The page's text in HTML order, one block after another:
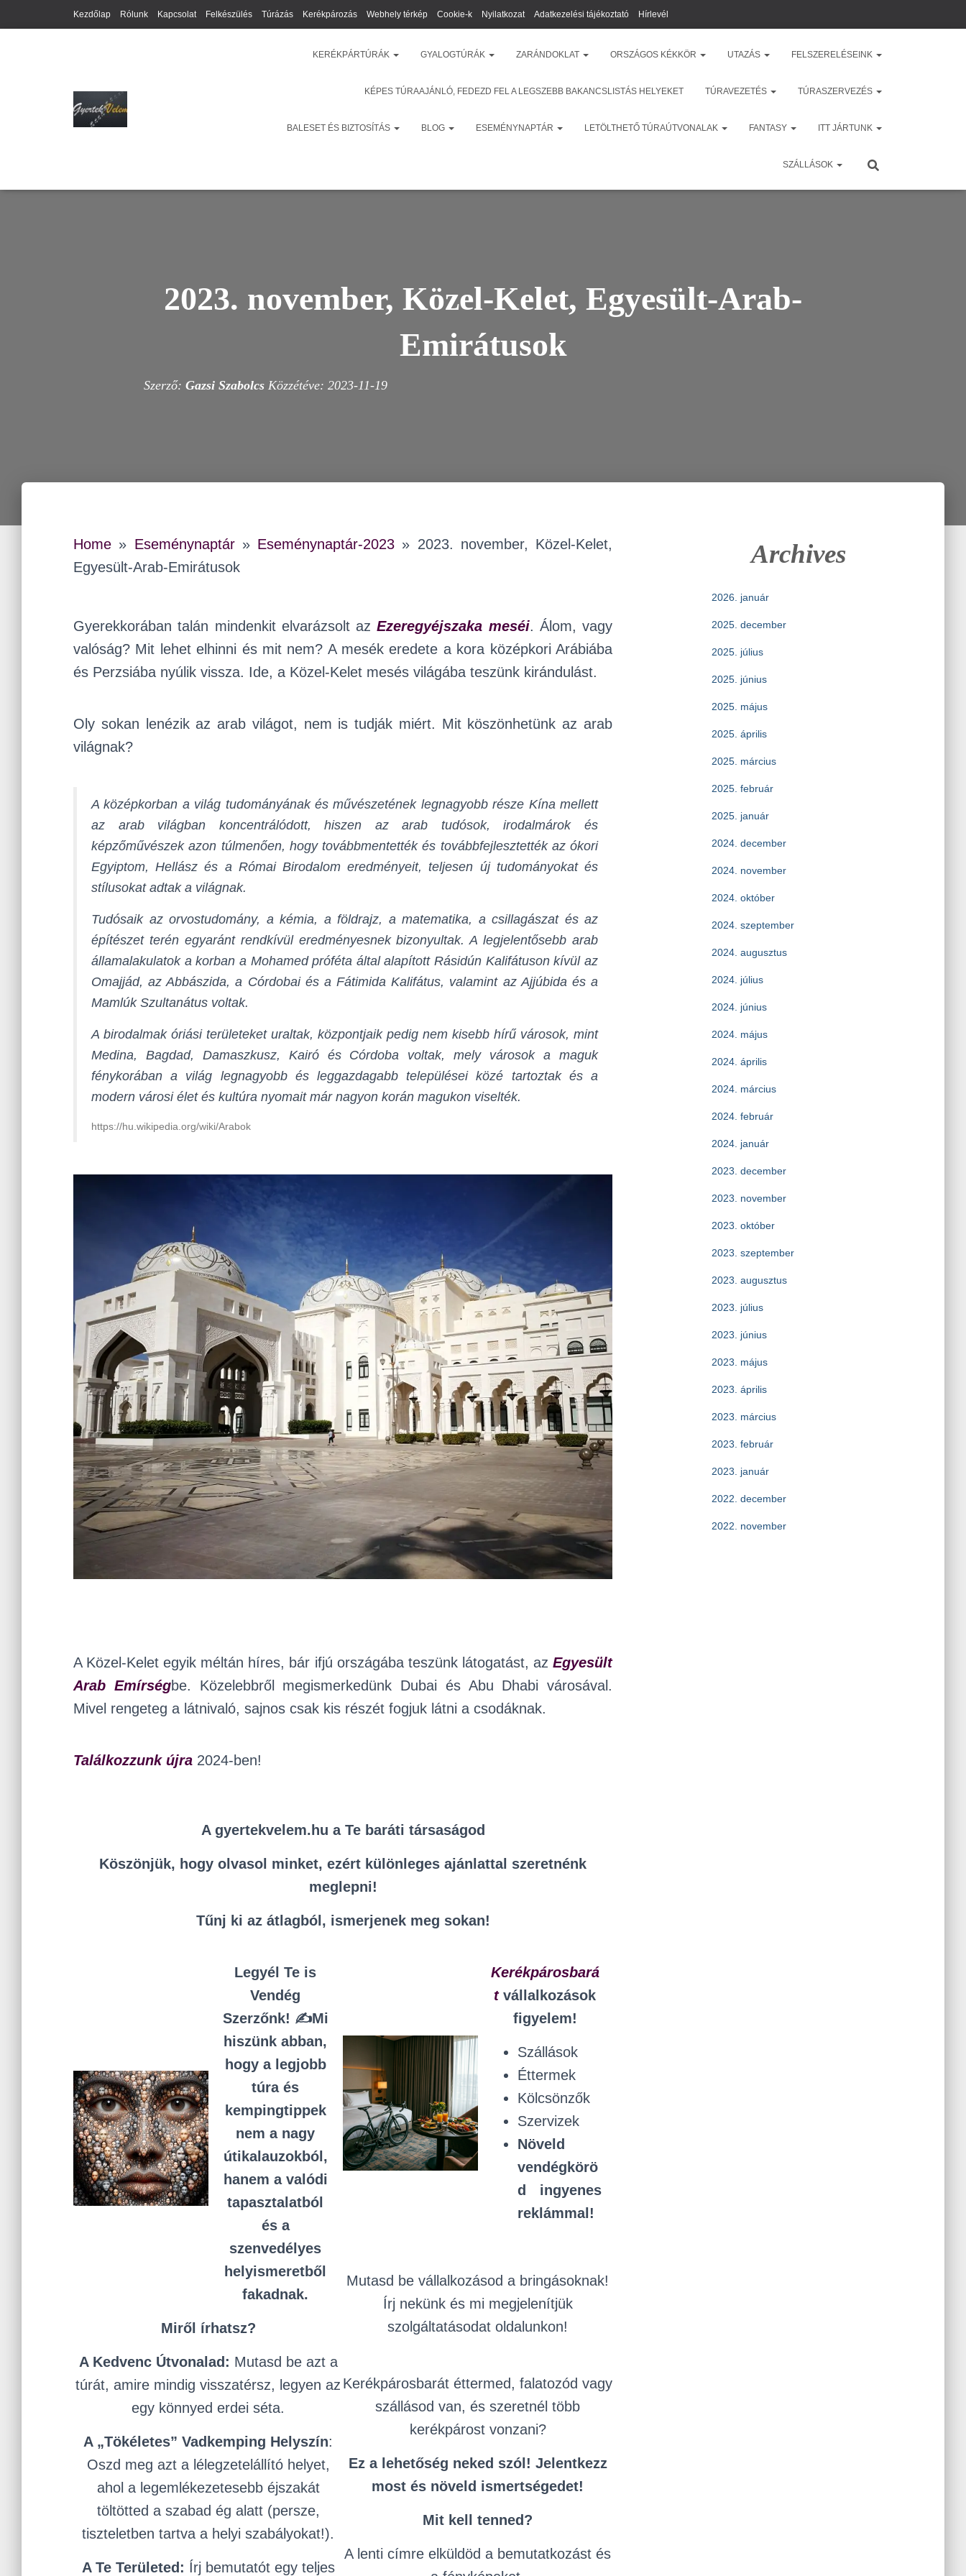
Kezdőlap Rólunk Kapcsolat Felkészülés Túrázás Kerékpározás Webhely térkép Cookie-k Nyilatkozat Adatkezelési tájékoztató Hírlevél
KERÉKPÁRTÚRÁK GYALOGTÚRÁK ZARÁNDOKLAT ORSZÁGOS KÉKKÖR UTAZÁS FELSZERELÉSEINK
KÉPES TÚRAAJÁNLÓ, FEDEZD FEL A LEGSZEBB BAKANCSLISTÁS HELYEKET TÚRAVEZETÉS TÚRASZERVEZÉS
BALESET ÉS BIZTOSÍTÁS BLOG ESEMÉNYNAPTÁR LETÖLTHETŐ TÚRAÚTVONALAK FANTASY ITT JÁRTUNK
SZÁLLÁSOK
2023. november, Közel-Kelet, Egyesült-Arab-
Emirátusok
Szerző: Gazsi SzabolcsKözzétéve: 2023-11-19
Home » Eseménynaptár » Eseménynaptár-2023 » 2023. november, Közel-Kelet,
Egyesült-Arab-Emirátusok
Gyerekkorában talán mindenkit elvarázsolt azEzeregyéjszaka meséi. Álom, vagy
valóság? Mit lehet elhinni és mit nem? A mesék eredete a kora középkori Arábiába
és Perzsiába nyúlik vissza. Ide, a Közel-Kelet mesés világába teszünk kirándulást.
Oly sokan lenézik az arab világot, nem is tudják miért. Mit köszönhetünk az arab
világnak?
A középkorban a világ tudományának és művészetének legnagyobb része Kína mellett
az arab világban koncentrálódott, hiszen az arab tudósok, irodalmárok és
képzőművészek azon túlmenően, hogy továbbmentették és továbbfejlesztették az ókori
Egyiptom, Hellász és a Római Birodalom eredményeit, teljesen új tudományokat és
stílusokat adtak a világnak.
Tudósaik az orvostudomány, a kémia, a földrajz, a matematika, a csillagászat és az
építészet terén egyaránt rendkívül eredményesnek bizonyultak. A legjelentősebb arab
államalakulatok a korban a Mohamed próféta által alapított Rásidún Kalifátuson kívül az
Omajjád, az Abbászida, a Córdobai és a Fátimida Kalifátus, valamint az Ajjúbida és a
Mamlúk Szultanátus voltak.
A birodalmak óriási területeket uraltak, központjaik pedig nem kisebb hírű városok, mint
Medina, Bagdad, Damaszkusz, Kairó és Córdoba voltak, mely városok a maguk
fénykorában a világ legnagyobb és leggazdagabb települései közé tartoztak és a
modern városi élet és kultúra nyomait már nagyon korán magukon viselték.
https://hu.wikipedia.org/wiki/Arabok
A Közel-Kelet egyik méltán híres, bár ifjú országába teszünk látogatást, az Egyesült
Arab Emírségbe. Közelebbről megismerkedünk Dubai és Abu Dhabi városával.
Mivel rengeteg a látnivaló, sajnos csak kis részét fogjuk látni a csodáknak.
Találkozzunk újra 2024-ben!
A gyertekvelem.hu a Te baráti társaságod
Köszönjük, hogy olvasol minket, ezért különleges ajánlattal szeretnénk
meglepni!
Tűnj ki az átlagból, ismerjenek meg sokan!
Legyél Te is
Vendég
Szerzőnk! ✍️Mi
hiszünk abban,
hogy a legjobb
túra és
kempingtippek
nem a nagy
útikalauzokból,
hanem a valódi
tapasztalatból
és a
szenvedélyes
helyismeretből
fakadnak.
Miről írhatsz?
A Kedvenc Útvonalad: Mutasd be azt a
túrát, amire mindig visszatérsz, legyen az
egy könnyed erdei séta.
A „Tökéletes” Vadkemping Helyszín:
Oszd meg azt a lélegzetelállító helyet,
ahol a legemlékezetesebb éjszakát
töltötted a szabad ég alatt (persze,
tiszteletben tartva a helyi szabályokat!).
A Te Területed: Írj bemutatót egy teljes
Kerékpárosbará
tvállalkozások
figyelem!
Szállások
Éttermek
Kölcsönzők
Szervizek
Növeld
vendégkörö
d ingyenes
reklámmal!
Mutasd be vállalkozásod a bringásoknak!
Írj nekünk és mi megjelenítjük
szolgáltatásodat oldalunkon!
Kerékpárosbarát éttermed, falatozód vagy
szállásod van, és szeretnél több
kerékpárost vonzani?
Ez a lehetőség neked szól! Jelentkezz
most és növeld ismertségedet!
Mit kell tenned?
A lenti címre elküldöd a bemutatkozást és
Archives
2026. január
2025. december
2025. július
2025. június
2025. május
2025. április
2025. március
2025. február
2025. január
2024. december
2024. november
2024. október
2024. szeptember
2024. augusztus
2024. július
2024. június
2024. május
2024. április
2024. március
2024. február
2024. január
2023. december
2023. november
2023. október
2023. szeptember
2023. augusztus
2023. július
2023. június
2023. május
2023. április
2023. március
2023. február
2023. január
2022. december
2022. november